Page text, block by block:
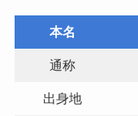
本名
通称
出身地